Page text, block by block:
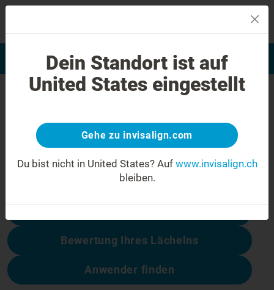
Bewertung Ihres Lächelns Invisalign Anwender finden
404 Fehler
Seien Sie nicht enttäuscht
Diese Seite ist nicht verfügbar, andere
dagegen schon:
Bewertung Ihres Lächelns
Anwender finden
Dein Standort ist auf
United States eingestellt
Gehe zu invisalign.com
Du bist nicht in United States? Auf www.invisalign.ch
bleiben.